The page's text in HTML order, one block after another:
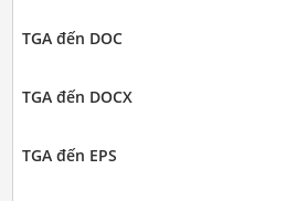
TGA đến DOC
TGA đến DOCX
TGA đến EPS